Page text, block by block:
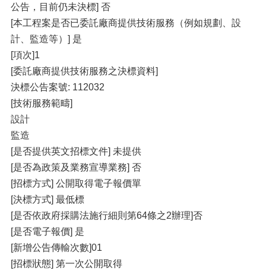
公告，目前仍未決標] 否
[本工程案是否已委託廠商提供技術服務（例如規劃、設
計、監造等）] 是
[項次]1
[委託廠商提供技術服務之決標資料]
決標公告案號: 112032
[技術服務範疇]
設計
監造
[是否提供英文招標文件] 未提供
[是否為政策及業務宣導業務] 否
[招標方式] 公開取得電子報價單
[決標方式] 最低標
[是否依政府採購法施行細則第64條之2辦理]否
[是否電子報價] 是
[新增公告傳輸次數]01
[招標狀態] 第一次公開取得